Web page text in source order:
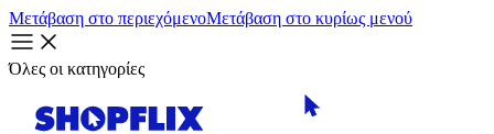
Μετάβαση στο περιεχόμενοΜετάβαση στο κυρίως μενού
Όλες οι κατηγορίες